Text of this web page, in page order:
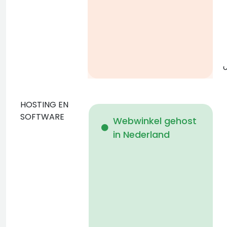
HOSTING EN
SOFTWARE
Webwinkel gehost
in Nederland